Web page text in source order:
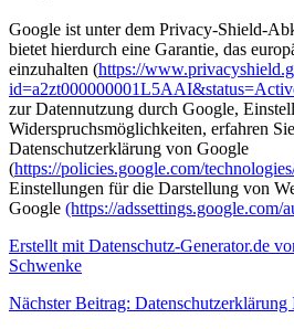
Google ist unter dem Privacy-Shield-
bietet hierdurch eine Garantie, das
einzuhalten (https://
zur Datennutzung durch Google,
Widerspruchsmöglichkeiten, erfahren
Datenschutzerklärung von Google
(https://policies.google.com/
Einstellungen für die Darstellung von
Google (https://adssettings.google.com/
Erstellt mit Datenschutz-Generator.de
Schwenke
Nächster Beitrag: Datenschutzerklärung